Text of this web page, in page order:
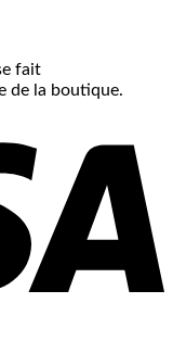
fait
de la boutique.